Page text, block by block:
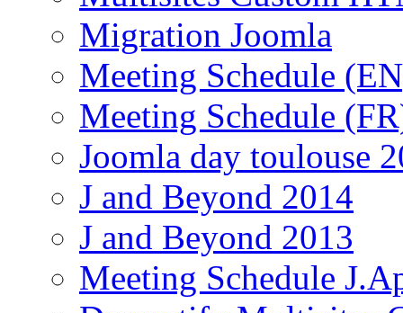
Migration Joomla
Meeting Schedule
Meeting Schedule
Joomla day toulouse
J and Beyond 2014
J and Beyond 2013
Meeting Schedule